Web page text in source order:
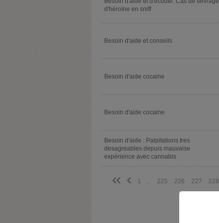
d'héroïne en sniff
Besoin d'aide et conseils
Besoin d'aide cocaine
Besoin d'aide cocaine
Besoin d'aide : Palpitations tres
desagreables depuis mauvaise
expérience avec cannabis
<< < 1 225 226 227 228